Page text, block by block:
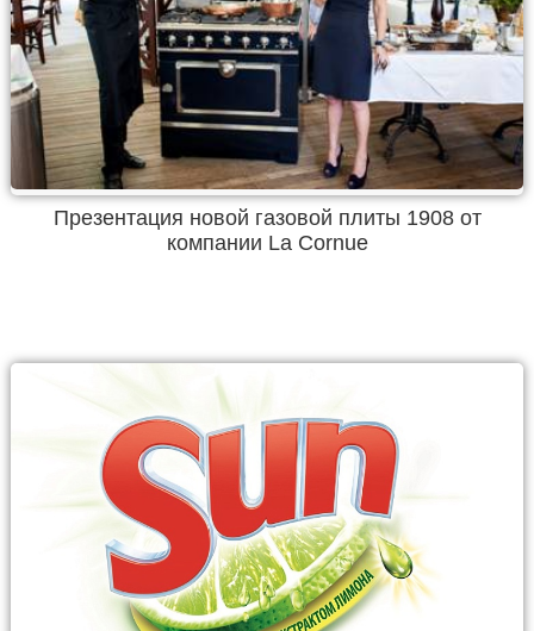
Презентация новой газовой плиты 1908 от
компании La Cornue